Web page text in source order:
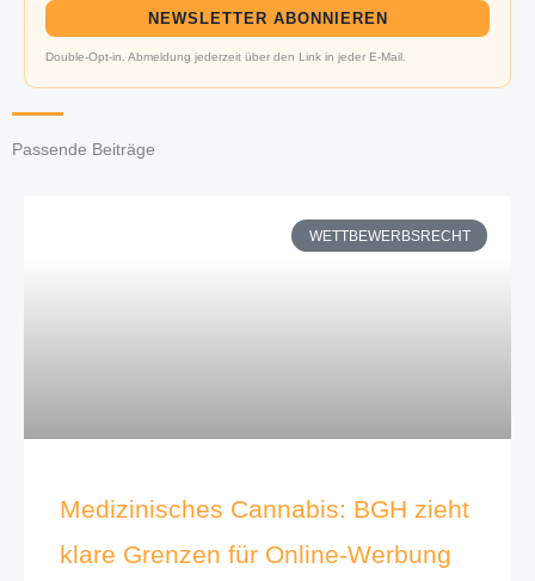
NEWSLETTER ABONNIEREN
Double-Opt-in. Abmeldung jederzeit über den Link in jeder E-Mail.
Passende Beiträge
WETTBEWERBSRECHT
Medizinisches Cannabis: BGH zieht
klare Grenzen für Online-Werbung